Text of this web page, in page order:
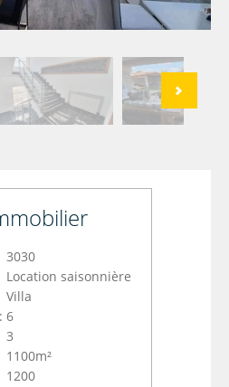
3030
Location saisonnière
Villa
6
3
1100m²
1200